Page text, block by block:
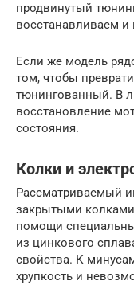
продвинутый
восстанавливаем
Если же модель
том, чтобы
тюнингованный. В
восстановление
состояния.
Колки и
Рассматриваемый
закрытыми
помощи
из цинкового
свойства. К
хрупкость и